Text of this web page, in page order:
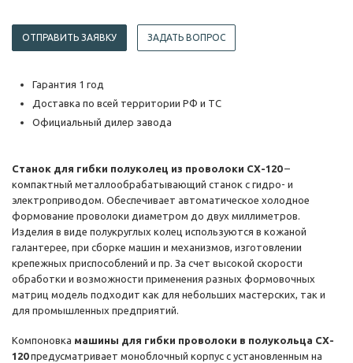
ОТПРАВИТЬ ЗАЯВКУ ЗАДАТЬ ВОПРОС
Гарантия 1 год
Доставка по всей территории РФ и ТС
Официальный дилер завода
Станок для гибки полуколец из проволоки CX-120–
компактный металлообрабатывающий станок с гидро- и
электроприводом. Обеспечивает автоматическое холодное
формование проволоки диаметром до двух миллиметров.
Изделия в виде полукруглых колец используются в кожаной
галантерее, при сборке машин и механизмов, изготовлении
крепежных приспособлений и пр. За счет высокой скорости
обработки и возможности применения разных формовочных
матриц модель подходит как для небольших мастерских, так и
для промышленных предприятий.
Компоновка машины для гибки проволоки в полукольца CX-
120предусматривает моноблочный корпус с установленным на